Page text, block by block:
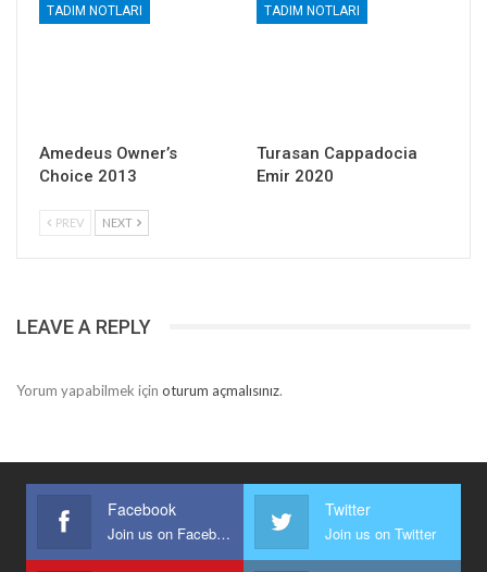
TADIM NOTLARI
Amedeus Owner’s
Choice 2013
TADIM NOTLARI
Turasan Cappadocia
Emir 2020
PREV NEXT
LEAVE A REPLY
Yorum yapabilmek için oturum açmalısınız.
Facebook
Join us on Facebook
Twitter
Join us on Twitter